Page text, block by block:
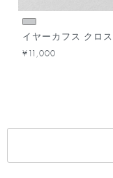
イヤーカフス クロス
¥11,000